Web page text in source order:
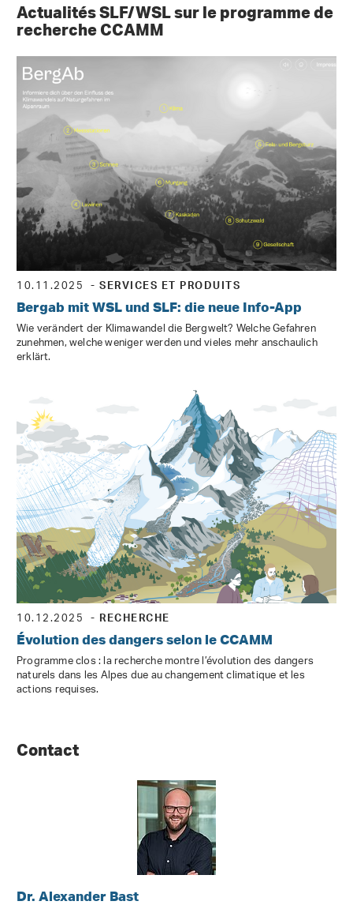
Actualités SLF/WSL sur le programme de
recherche CCAMM
10.11.2025 - SERVICES ET PRODUITS
Bergab mit WSL und SLF: die neue Info-App
Wie verändert der Klimawandel die Bergwelt? Welche Gefahren
zunehmen, welche weniger werden und vieles mehr anschaulich
erklärt.
10.12.2025 - RECHERCHE
Évolution des dangers selon le CCAMM
Programme clos : la recherche montre l’évolution des dangers
naturels dans les Alpes due au changement climatique et les
actions requises.
Contact
Dr. Alexander Bast